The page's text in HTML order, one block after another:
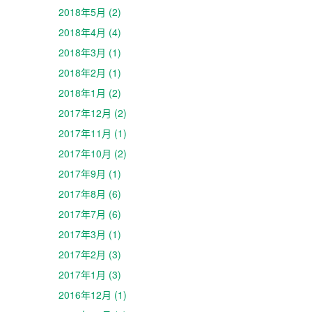
2018年5月 (2)
2018年4月 (4)
2018年3月 (1)
2018年2月 (1)
2018年1月 (2)
2017年12月 (2)
2017年11月 (1)
2017年10月 (2)
2017年9月 (1)
2017年8月 (6)
2017年7月 (6)
2017年3月 (1)
2017年2月 (3)
2017年1月 (3)
2016年12月 (1)